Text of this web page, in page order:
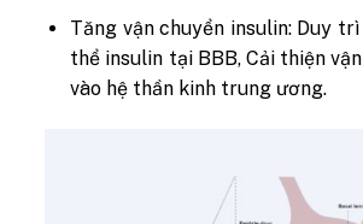
Tăng vận chuyển insulin: Duy
thể insulin tại BBB, Cải thiện
vào hệ thần kinh trung ương.